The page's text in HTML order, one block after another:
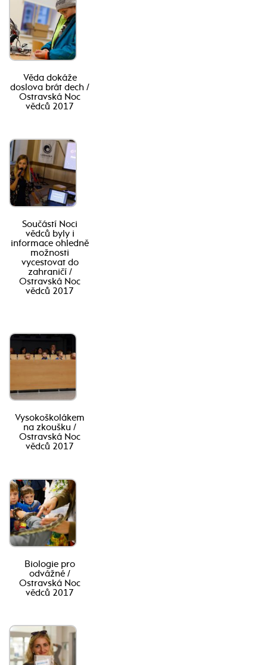
Věda dokáže
doslova brát dech /
Ostravská Noc
vědců 2017
Součástí Noci
vědců byly i
informace ohledně
možnosti
vycestovat do
zahraničí /
Ostravská Noc
vědců 2017
Vysokoškolákem
na zkoušku /
Ostravská Noc
vědců 2017
Biologie pro
odvážné /
Ostravská Noc
vědců 2017